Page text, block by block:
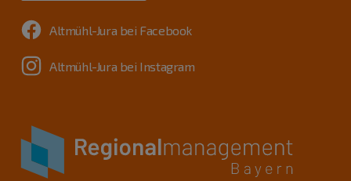
Altmühl-Jura bei Facebook
Altmühl-Jura bei Instagram